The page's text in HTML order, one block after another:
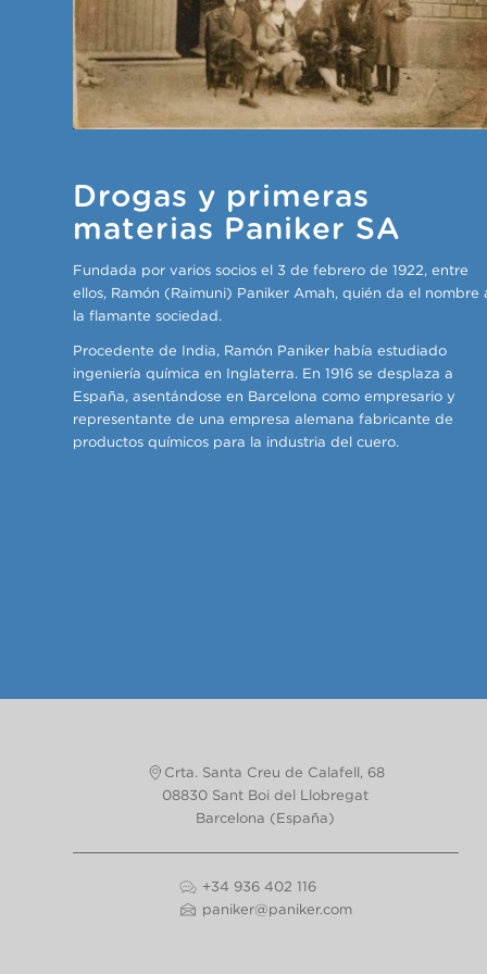
Drogas y primeras
materias Paniker SA
Fundada por varios socios el 3 de febrero de 1922, entre
ellos, Ramón (Raimuni) Paniker Amah, quién da el nombre
la flamante sociedad.
Procedente de India, Ramón Paniker había estudiado
ingeniería química en Inglaterra. En 1916 se desplaza a
España, asentándose en Barcelona como empresario y
representante de una empresa alemana fabricante de
productos químicos para la industria del cuero.
Crta. Santa Creu de Calafell, 68
08830 Sant Boi del Llobregat
Barcelona (España)
+34 936 402 116
paniker@paniker.com